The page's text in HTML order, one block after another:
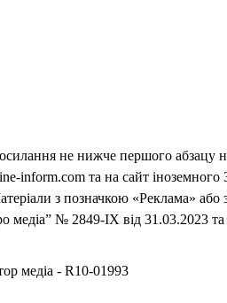
не нижче першого
inform.com та на сайт
з позначкою «Реклама» або
№ 2849-IX від 31.03.2023 та
медіа - R10-01993